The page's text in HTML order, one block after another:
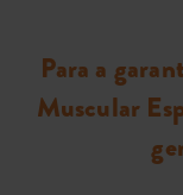
Para a
Muscular